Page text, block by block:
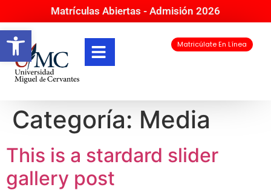
Abrir barra de herramientas
Matrículas Abiertas - Admisión 2026
Matricúlate En Línea
Categoría: Media
This is a stardard slider
gallery post